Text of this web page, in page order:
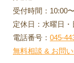
受付時間：10:00
定休日：水曜日・
電話番号：045-
無料相談 & お問